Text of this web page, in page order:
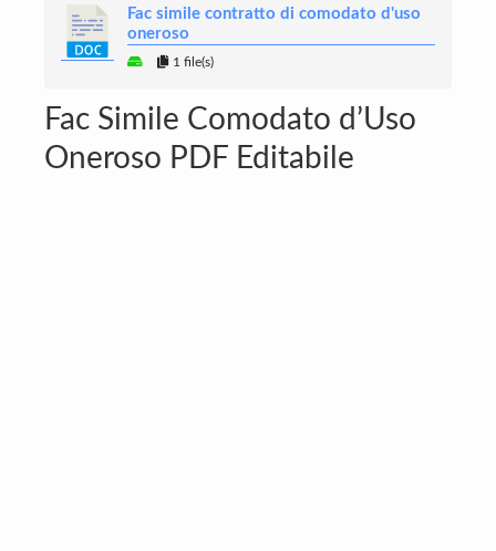
Fac simile contratto di comodato d'uso
oneroso
1 file(s)
Fac Simile Comodato d’Uso
Oneroso PDF Editabile